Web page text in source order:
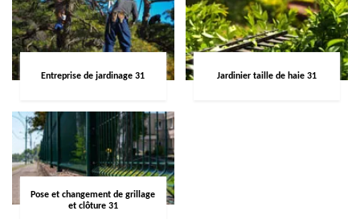
Entreprise de jardinage 31 Jardinier taille de haie 31
Pose et changement de grillage
et clôture 31